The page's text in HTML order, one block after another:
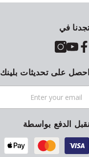
في
احصل على تحديثات بلينك
نقبل الدفع بواسطة